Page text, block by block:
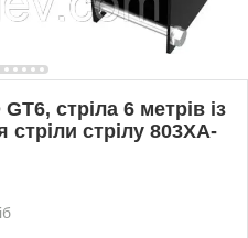
стріла 6 метрів із
стрілу 803XA-